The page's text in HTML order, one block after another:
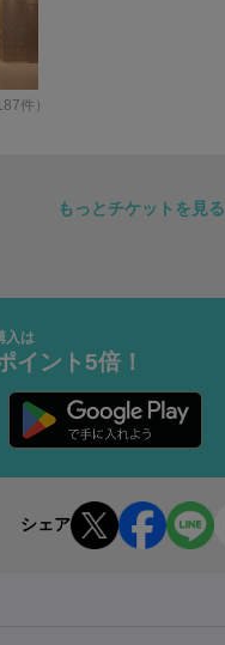
件）
もっとチケットを見る
入は
イント5倍！
シェア